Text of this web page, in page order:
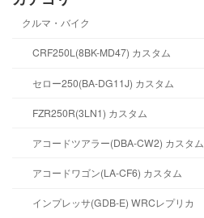
クルマ・バイク
CRF250L(8BK-MD47) カスタム
セロー250(BA-DG11J) カスタム
FZR250R(3LN1) カスタム
アコードツアラー(DBA-CW2) カスタム
アコードワゴン(LA-CF6) カスタム
インプレッサ(GDB-E) WRCレプリカ